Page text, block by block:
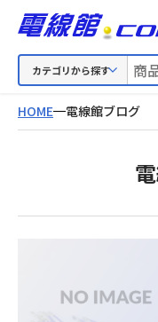
カテゴリから探す
HOME 電線館ブログ